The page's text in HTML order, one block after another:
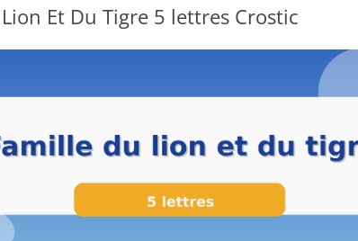
Et Du Tigre 5 lettres Crostic